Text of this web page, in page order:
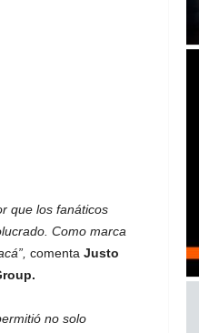
que los fanáticos
Como marca
comenta Justo
no solo